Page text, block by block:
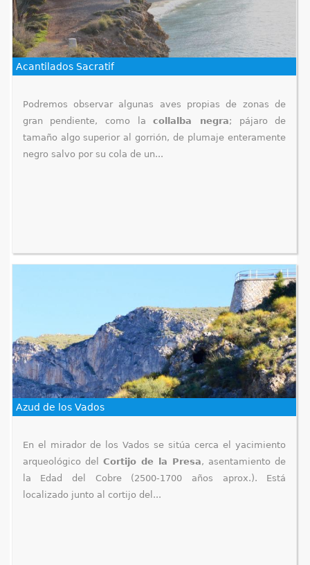
e
n
t
d
u
í
Acantilados Sacratif
Podremos observar algunas aves propias de zonas de
gran pendiente, como lacollalba negra; pájaro de
tamaño algo superior al gorrión, de plumaje enteramente
negro salvo por su cola de un...
Azud de los Vados
En el mirador de los Vados se sitúa cerca el yacimiento
arqueológico del Cortijo de la Presa, asentamiento de
la Edad del Cobre (2500-1700 años aprox.). Está
localizado junto al cortijo del...